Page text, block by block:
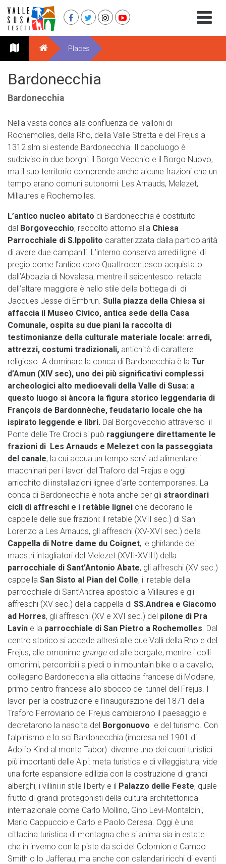
Places
Bardonecchia
Bardonecchia
Nella vasta conca alla confluenza dei valloni di
Rochemolles, della Rho, della Valle Stretta e del Frejus a
1312 slm si estende Bardonecchia. Il capoluogo è
suddiviso in due borghi: il Borgo Vecchio e il Borgo Nuovo,
ma il suo territorio comprende anche alcune frazioni che un
tempo erano comuni autonomi: Les Arnauds, Melezet,
Millaures e Rochemolles.
L’antico nucleo abitato di Bardonecchia è costituito
dal Borgovecchio, raccolto attorno alla Chiesa
Parrocchiale di S.Ippolito caratterizzata dalla particolarità
di avere due campanili. L’interno conserva arredi lignei di
pregio come l’antico coro Quattrocentesco acquistato
dall’Abbazia di Novalesa, mentre il seicentesco retable
dell’altare maggiore è nello stile della bottega di di
Jacques Jesse di Embrun. Sulla piazza della Chiesa si
affaccia il Museo Civico, antica sede della Casa
Comunale, ospita su due piani la raccolta di
testimonianze della culturale materiale locale: arredi,
attrezzi, costumi tradizionali, antichità di carattere
religioso. A dominare la conca di Bardonecchia è la Tur
d’Amun (XIV sec), uno dei più significativi complessi
archeologici alto medioevali della Valle di Susa: a
questo luogo si àncora la figura storico leggendaria di
François de Bardonnèche, feudatario locale che ha
ispirato leggende e libri. Dal Borgovecchio attraverso il
Ponte delle Tre Croci si può raggiungere direttamente le
frazioni di Les Arnauds e Melezet con la passeggiata
del canale, la cui acqua un tempo servì ad alimentare i
macchinari per i lavori del Traforo del Frejus e oggi
arricchito di installazioni lignee d’arte contemporanea. La
conca di Bardonecchia è nota anche per gli straordinari
cicli di affreschi e i retàble lignei che decorano le
cappelle delle sue frazioni: il retable (XVII sec.) di San
Lorenzo a Les Arnauds, gli affreschi (XV-XVI sec.) della
Cappella di Notre dame du Coignet, le ghirlande dei
maestri intagliatori del Melezet (XVII-XVIII) della
parrocchiale di Sant’Antonio Abate, gli affreschi (XV sec.)
cappella San Sisto al Pian del Colle, il retable della
parrocchiale di Sant’Andrea apostolo a Millaures e gli
affreschi (XV sec.) della cappella di SS.Andrea e Giacomo
ad Horres, gli affreschi (XV e XVI sec.) del pilone di Pra
Lavin e la parrocchiale di San Pietro a Rochemolles. Dal
centro storico si accede altresì alle due Valli della Rho e del
Frejus, alle omonime grange ed alle borgate, mentre i colli
omonimi, percorribili a piedi o in mountain bike o a cavallo,
collegano Bardonecchia alla cittadina francese di Modane,
primo centro francese allo sbocco del tunnel del Frejus. I
lavori per la costruzione e l’inaugurazione del 1871 della
Traforo Ferroviario del Frejus cambiarono il paesaggio e
decretarono la nascita del Borgonuovo e del turismo. Con
l’alpinismo e lo sci Bardonecchia (impresa nel 1901 di
Adolfo Kind al monte Tabor) divenne uno dei cuori turistici
più importanti delle Alpi: meta turistica e di villeggiatura, vide
una forte espansione edilizia con la costruzione di grandi
alberghi, i villini in stile liberty e il Palazzo delle Feste, quale
frutto di grandi protagonisti della cultura architettonica
internazionale come Carlo Mollino, Gino Levi-Montalcini,
Mario Cappuccio e Carlo e Paolo Ceresa. Oggi è una
cittadina turistica di montagna che si anima sia in estate
che in inverno con le piste da sci del Colomion e Campo
Smith o lo Jafferau, ma anche con calendari ricchi di eventi